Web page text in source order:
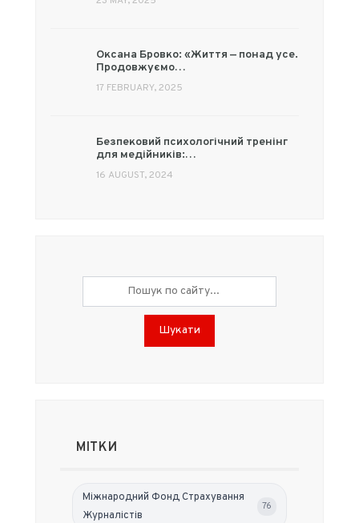
Оксана Бровко: «Життя — понад усе.
Продовжуємо…
17 FEBRUARY, 2025
Безпековий психологічний тренінг
для медійників:…
16 AUGUST, 2024
Шукати
МІТКИ
Міжнародний Фонд Страхування
Журналістів
76